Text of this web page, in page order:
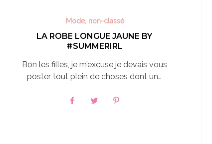
Mode, non-classé
LA ROBE LONGUE JAUNE BY
#SUMMERIRL
Bon les filles, je m’excuse je devais vous
poster tout plein de choses dont un…